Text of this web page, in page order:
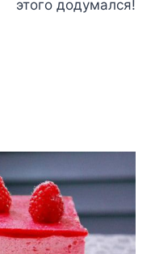
этого додумался!